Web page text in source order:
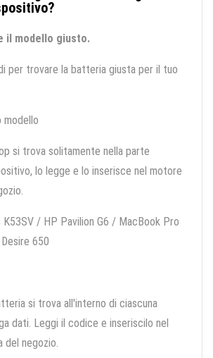
il modello giusto.
per trovare la batteria giusta per il tuo
modello
si trova solitamente nella parte
lo legge e lo inserisce nel motore
K53SV / HP Pavilion G6 / MacBook Pro
650
si trova all'interno di ciascuna
dati. Leggi il codice e inseriscilo nel
del negozio.